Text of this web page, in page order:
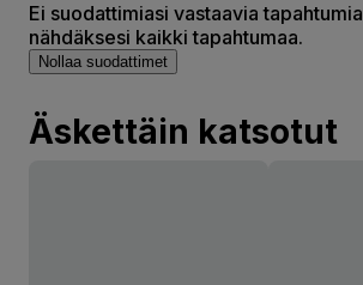
Ei suodattimiasi vastaavia
nähdäksesi kaikki tapahtumaa.
Nollaa suodattimet
Äskettäin katsotut